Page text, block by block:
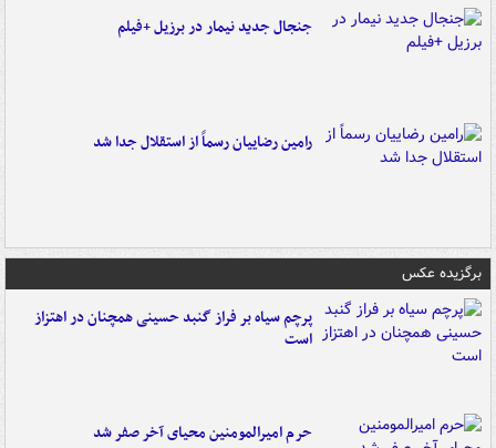
جنجال جدید نیمار در برزیل +فیلم
رامین رضاییان رسماً از استقلال جدا شد
برگزیده عکس
پرچم سیاه بر فراز گنبد حسینی همچنان در اهتزاز
است
حرم امیرالمومنین محیای آخر صفر شد